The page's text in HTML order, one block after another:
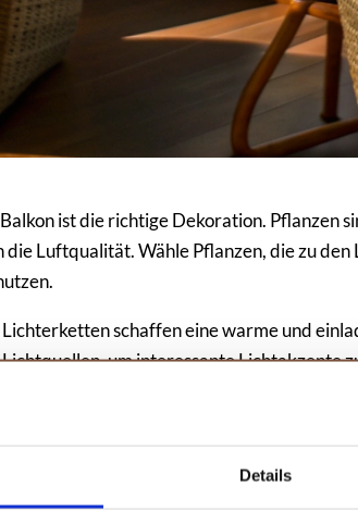
Details
ist die richtige Dekoration. Pflanzen
Luftqualität. Wähle Pflanzen, die zu
schaffen eine warme und
um interessante Lichtakzente
und Mustern verleihen deinem
die Textilien wetterbeständig sind,
als zusätzlicher Schutz vor Wetter